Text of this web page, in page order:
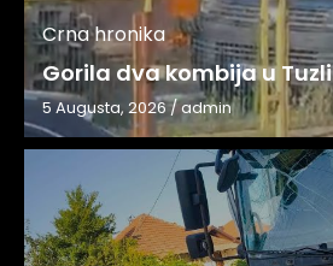
Crna hronika
Gorila dva kombija u Tuzli
5 Augusta, 2026/admin